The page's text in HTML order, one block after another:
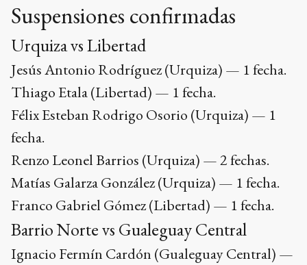
Suspensiones confirmadas
Urquiza vs Libertad
Jesús Antonio Rodríguez (Urquiza) — 1 fecha.
Thiago Etala (Libertad) — 1 fecha.
Félix Esteban Rodrigo Osorio (Urquiza) — 1
fecha.
Renzo Leonel Barrios (Urquiza) — 2 fechas.
Matías Galarza González (Urquiza) — 1 fecha.
Franco Gabriel Gómez (Libertad) — 1 fecha.
Barrio Norte vs Gualeguay Central
Ignacio Fermín Cardón (Gualeguay Central) —